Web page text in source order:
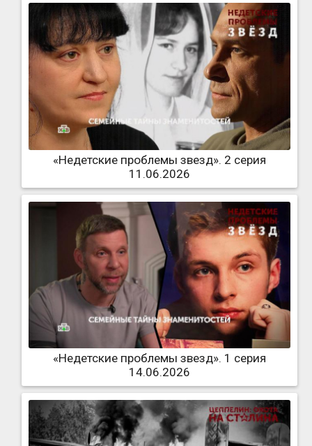
«Недетские проблемы звезд». 2 серия
11.06.2026
«Недетские проблемы звезд». 1 серия
14.06.2026